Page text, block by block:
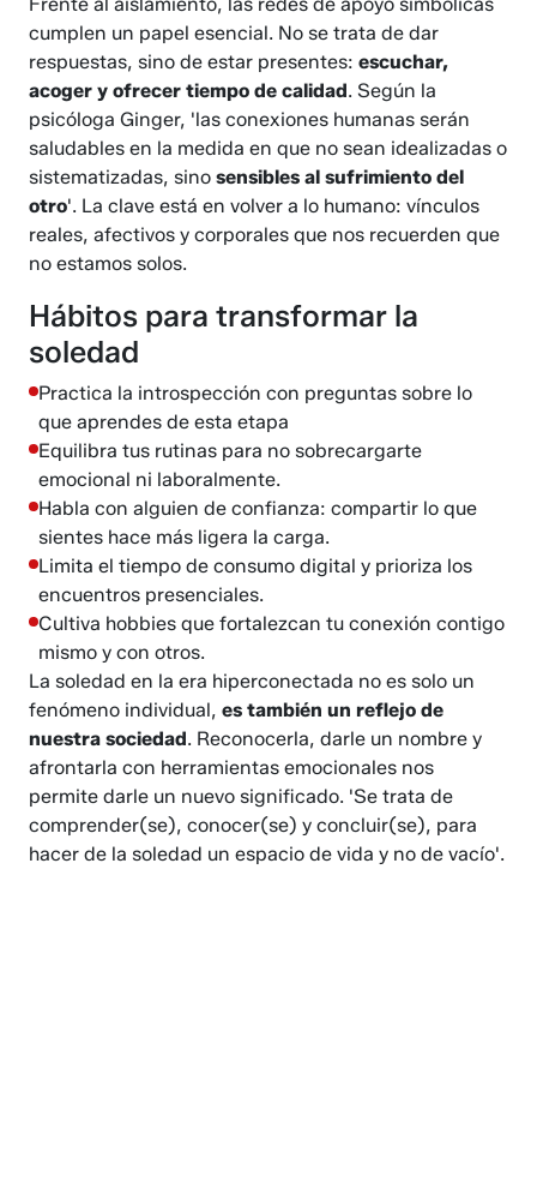
Frente al aislamiento, las redes de apoyo simbólicas
cumplen un papel esencial. No se trata de dar
respuestas, sino de estar presentes:escuchar,
acoger y ofrecer tiempo de calidad. Según la
psicóloga Ginger, 'las conexiones humanas serán
saludables en la medida en que no sean idealizadas o
sistematizadas, sinosensibles al sufrimiento del
otro'. La clave está en volver a lo humano: vínculos
reales, afectivos y corporales que nos recuerden que
no estamos solos.
Hábitos para transformar la
soledad
Practica la introspección con preguntas sobre lo
que aprendes de esta etapa
Equilibra tus rutinas para no sobrecargarte
emocional ni laboralmente.
Habla con alguien de confianza: compartir lo que
sientes hace más ligera la carga.
Limita el tiempo de consumo digital y prioriza los
encuentros presenciales.
Cultiva hobbies que fortalezcan tu conexión contigo
mismo y con otros.
La soledad en la era hiperconectada no es solo un
fenómeno individual,es también un reflejo de
nuestra sociedad. Reconocerla, darle un nombre y
afrontarla con herramientas emocionales nos
permite darle un nuevo significado. 'Se trata de
comprender(se), conocer(se) y concluir(se), para
hacer de la soledad un espacio de vida y no de vacío'.